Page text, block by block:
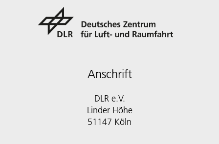
Anschrift
DLR e.V.
Linder Höhe
51147 Köln